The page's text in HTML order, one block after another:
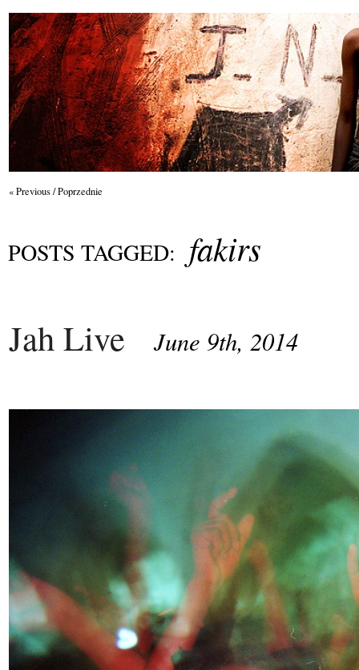
« Previous / Poprzednie
POSTS TAGGED: fakirs
Jah Live June 9th, 2014